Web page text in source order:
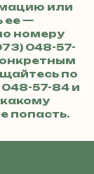
или
ее —
номеру
048-57-
по
048-57-84и
какому
попасть.